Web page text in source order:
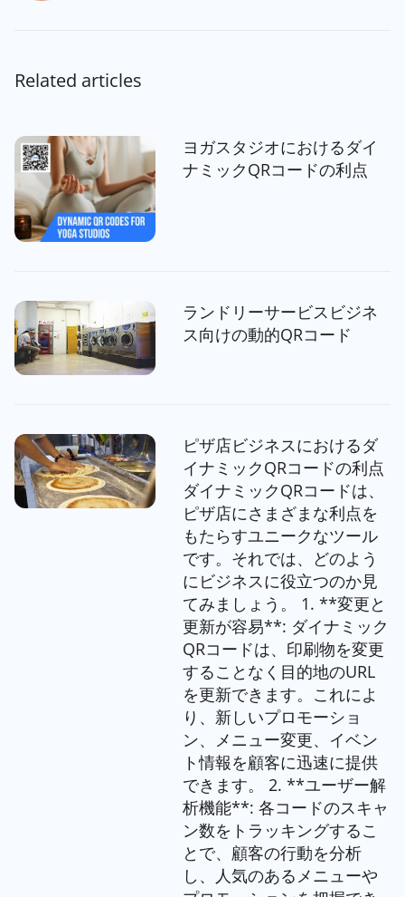
Related articles
ヨガスタジオにおけるダイ
ナミックQRコードの利点
ランドリーサービスビジネ
ス向けの動的QRコード
ピザ店ビジネスにおけるダ
イナミックQRコードの利点
ダイナミックQRコードは、
ピザ店にさまざまな利点を
もたらすユニークなツール
です。それでは、どのよう
にビジネスに役立つのか見
てみましょう。 1. **変更と
更新が容易**: ダイナミック
QRコードは、印刷物を変更
することなく目的地のURL
を更新できます。これによ
り、新しいプロモーショ
ン、メニュー変更、イベン
ト情報を顧客に迅速に提供
できます。 2. **ユーザー解
析機能**: 各コードのスキャ
ン数をトラッキングするこ
とで、顧客の行動を分析
し、人気のあるメニューや